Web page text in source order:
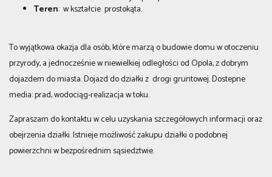
Teren: w kształcie prostokąta.
To wyjątkowa okazja dla osób, które marzą o budowie domu w otoczeniu
przyrody, a jednocześnie w niewielkiej odległości od Opola, z dobrym
dojazdem do miasta. Dojazd do działki z drogi gruntowej. Dostepne
media: prad, wodociąg-realizacja w toku.
Zapraszam do kontaktu w celu uzyskania szczegółowych informacji oraz
obejrzenia działki. Istnieje możliwość zakupu działki o podobnej
powierzchni w bezpośrednim sąsiedztwie.